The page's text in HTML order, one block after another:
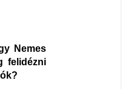
Nemes
felidézni